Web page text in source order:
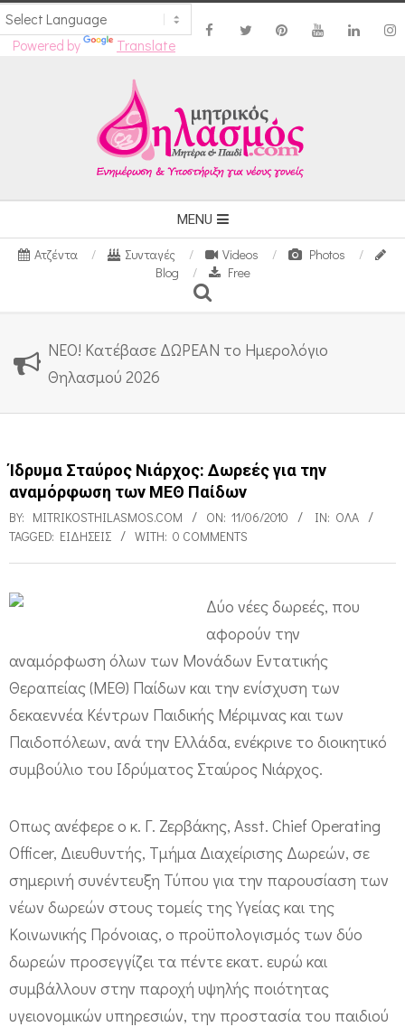
Powered by Translate
Navigation
Menu
MENU
Ατζέντα Συνταγές Videos
Photos
Blog
Free
Search
ΝΕΟ! Κατέβασε ΔΩΡΕΑΝ το Ημερολόγιο
Θηλασμού 2026
Ίδρυμα Σταύρος Νιάρχος: Δωρεές για την
αναμόρφωση των ΜΕΘ Παίδων
BY: MITRIKOSTHILASMOS.COM ON: 11/06/2010 IN: ΌΛΑ
TAGGED: ΕΙΔΉΣΕΙΣ WITH: 0 COMMENTS
δ
ρ
υ
μ
α
τ
α
ύ
ρ
ο
ς
Δύο νέες δωρεές, που
αφορούν την
αναμόρφωση όλων των Μονάδων Εντατικής
Θεραπείας (ΜΕΘ) Παίδων και την ενίσχυση των
δεκαεννέα Κέντρων Παιδικής Μέριμνας και των
Παιδοπόλεων, ανά την Ελλάδα, ενέκρινε το διοικητικό
συμβούλιο του Ιδρύματος Σταύρος Νιάρχος.
Οπως ανέφερε ο κ. Γ. Ζερβάκης, Asst. Chief Operating
Officer, Διευθυντής, Τμήμα Διαχείρισης Δωρεών, σε
σημερινή συνέντευξη Τύπου για την παρουσίαση των
νέων δωρεών στους τομείς της Υγείας και της
Κοινωνικής Πρόνοιας, ο προϋπολογισμός των δύο
δωρεών προσεγγίζει τα πέντε εκατ. ευρώ και
συμβάλλουν στην παροχή υψηλής ποιότητας
υγειονομικών υπηρεσιών, την προστασία του παιδιού